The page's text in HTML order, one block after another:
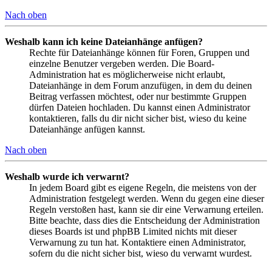
Nach oben
Weshalb kann ich keine Dateianhänge anfügen?
Rechte für Dateianhänge können für Foren, Gruppen und
einzelne Benutzer vergeben werden. Die Board-
Administration hat es möglicherweise nicht erlaubt,
Dateianhänge in dem Forum anzufügen, in dem du deinen
Beitrag verfassen möchtest, oder nur bestimmte Gruppen
dürfen Dateien hochladen. Du kannst einen Administrator
kontaktieren, falls du dir nicht sicher bist, wieso du keine
Dateianhänge anfügen kannst.
Nach oben
Weshalb wurde ich verwarnt?
In jedem Board gibt es eigene Regeln, die meistens von der
Administration festgelegt werden. Wenn du gegen eine dieser
Regeln verstoßen hast, kann sie dir eine Verwarnung erteilen.
Bitte beachte, dass dies die Entscheidung der Administration
dieses Boards ist und phpBB Limited nichts mit dieser
Verwarnung zu tun hat. Kontaktiere einen Administrator,
sofern du die nicht sicher bist, wieso du verwarnt wurdest.